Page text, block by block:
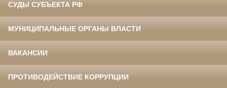
СУДЫ СУБЪЕКТА РФ
МУНИЦИПАЛЬНЫЕ ОРГАНЫ ВЛАСТИ
ВАКАНСИИ
ПРОТИВОДЕЙСТВИЕ КОРРУПЦИИ